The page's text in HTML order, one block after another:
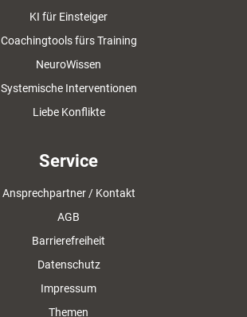
KI für Einsteiger
Coachingtools fürs Training
NeuroWissen
Systemische Interventionen
Liebe Konflikte
Service
Ansprechpartner / Kontakt
AGB
Barrierefreiheit
Datenschutz
Impressum
Themen